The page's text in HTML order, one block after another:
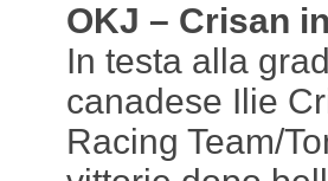
OKJ – Crisan
In testa alla
canadese Ilie
Racing Team/